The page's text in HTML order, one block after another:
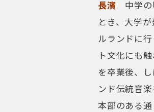
長濱 中学の
とき、大学
ルランドに
ト文化にも
を卒業後、
ンド伝統音
本部のある